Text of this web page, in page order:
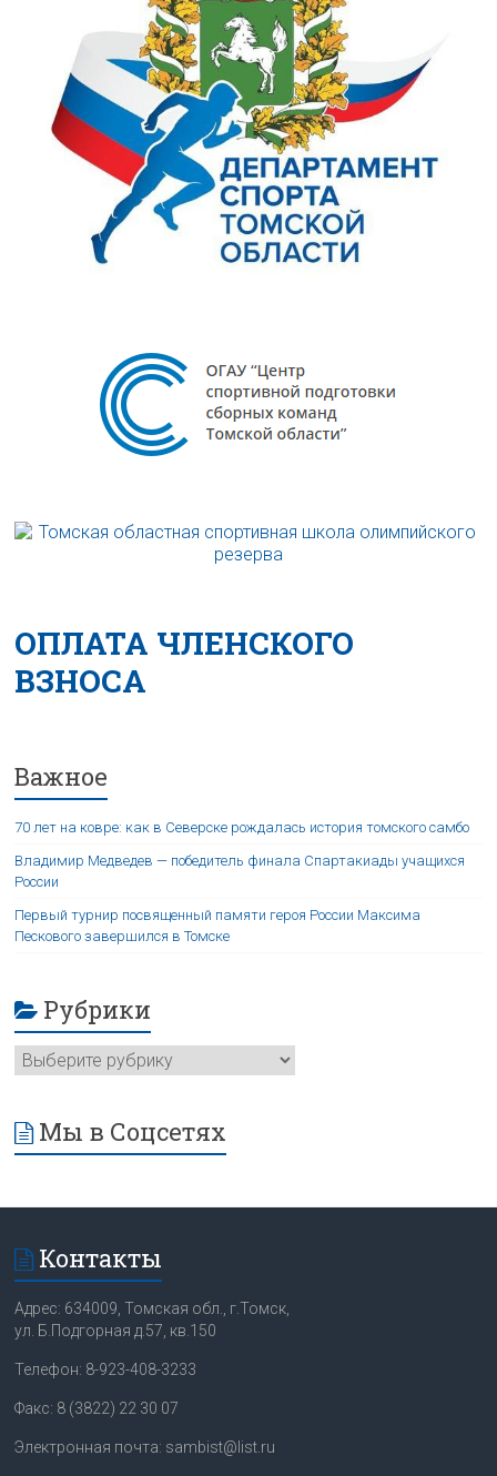
ОПЛАТА ЧЛЕНСКОГО
ВЗНОСА
Важное
70 лет на ковре: как в Северске рождалась история томского самбо
Владимир Медведев — победитель финала Спартакиады учащихся
России
Первый турнир посвященный памяти героя России Максима
Пескового завершился в Томске
Рубрики
Мы в Соцсетях
Контакты
Адрес: 634009, Томская обл., г.Томск,
ул. Б.Подгорная д.57, кв.150
Телефон: 8-923-408-3233
Факс: 8 (3822) 22 30 07
Электронная почта: sambist@list.ru